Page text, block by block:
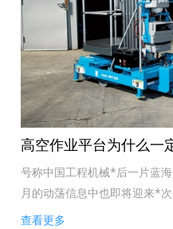
高空作业平台为什么一
号称中国工程机械*后一片蓝
月的动荡信息中也即将迎来*
槛，造就了行业的迅猛发展，
查看更多